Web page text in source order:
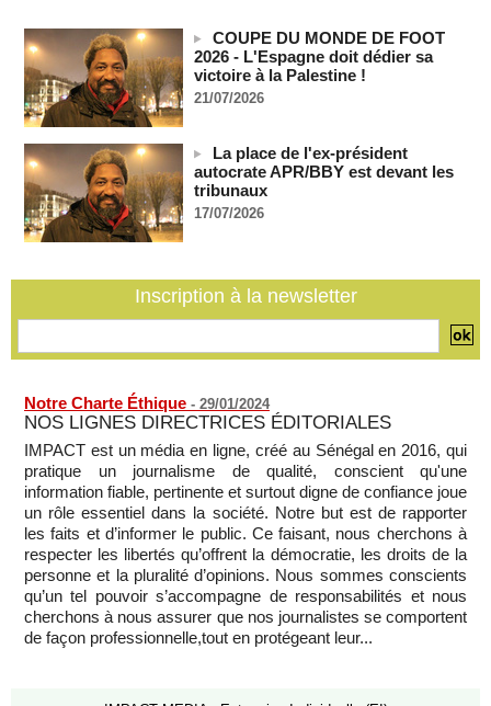
07/08/2026 -
Bénin: Patrice Talon élu président du Sénat, moins de trois
mois après son départ du pouvoir
07/08/2026 -
Mali-Algérie : le PM Maïga affirme qu’il n’y a « aucune
rupture diplomatique » entre les 2 pays
07/08/2026 -
Journaliste libanaise tuée par Israël : Amnesty France
demande une enquête pour crime de guerre
Côte d'Ivoire : le président Ouattara accorde la grâce à 4.661
COUPE DU MONDE DE FOOT
2026 - L'Espagne doit dédier sa
victoire à la Palestine !
21/07/2026
La place de l'ex-président
autocrate APR/BBY est devant les
tribunaux
17/07/2026
Inscription à la newsletter
Notre Charte Éthique - 29/01/2024
NOS LIGNES DIRECTRICES ÉDITORIALES
IMPACT est un média en ligne, créé au Sénégal en 2016, qui
pratique un journalisme de qualité, conscient qu'une
information fiable, pertinente et surtout digne de confiance joue
un rôle essentiel dans la société. Notre but est de rapporter
les faits et d’informer le public. Ce faisant, nous cherchons à
respecter les libertés qu’offrent la démocratie, les droits de la
personne et la pluralité d’opinions. Nous sommes conscients
qu’un tel pouvoir s’accompagne de responsabilités et nous
cherchons à nous assurer que nos journalistes se comportent
de façon professionnelle,tout en protégeant leur...